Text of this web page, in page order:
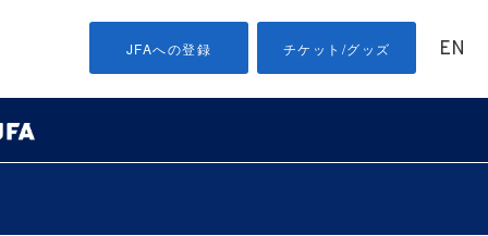
JFAへの登録 チケット/グッズ EN